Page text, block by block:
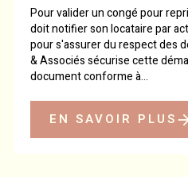
Pour valider un congé pour
doit notifier son locataire par
pour s'assurer du respect des
& Associés sécurise cette
document conforme à...
EN SAVOIR PLUS